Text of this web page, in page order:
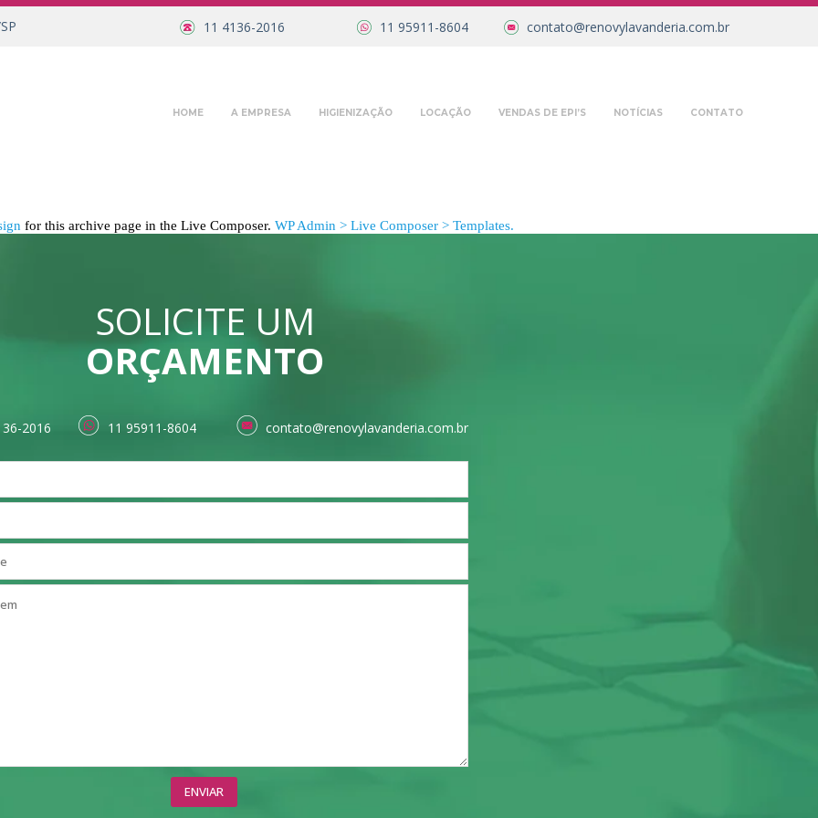
11 4136-2016 11 95911-8604 contato@renovylavanderia.com.br
HOME A EMPRESA HIGIENIZAÇÃO LOCAÇÃO VENDAS DE EPI’S NOTÍCIAS CONTATO
for this archive page in the Live Composer. WP Admin > Live Composer > Templates.
SOLICITE UM
ORÇAMENTO
2016 11 95911-8604 contato@renovylavanderia.com.br